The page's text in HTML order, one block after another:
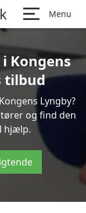
Menu
Kongens
tilbud
Lyngby?
og find den
hjælp.